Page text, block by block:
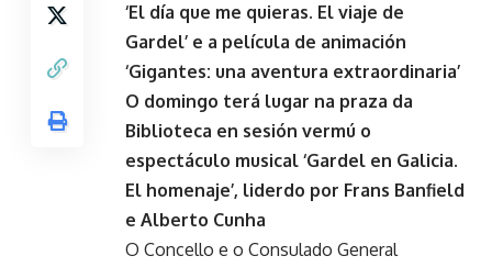
‘El día que me quieras. El viaje de
Gardel’ e a película de animación
‘Gigantes: una aventura extraordinaria’
O domingo terá lugar na praza da
Biblioteca en sesión vermú o
espectáculo musical ‘Gardel en Galicia.
El homenaje’, liderdo por Frans Banfield
e Alberto Cunha
O Concello e o Consulado General